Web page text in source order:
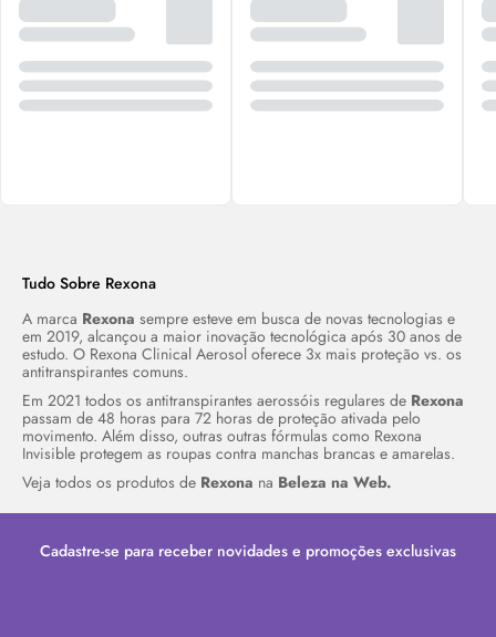
Tudo Sobre Rexona
A marca Rexona sempre esteve em busca de novas tecnologias e
em 2019, alcançou a maior inovação tecnológica após 30 anos de
estudo. O Rexona Clinical Aerosol oferece 3x mais proteção vs. os
antitranspirantes comuns.
Em 2021 todos os antitranspirantes aerossóis regulares de Rexona
passam de 48 horas para 72 horas de proteção ativada pelo
movimento. Além disso, outras outras fórmulas como Rexona
Invisible protegem as roupas contra manchas brancas e amarelas.
Veja todos os produtos de Rexona na Beleza na Web.
Cadastre-se para receber novidades e promoções exclusivas